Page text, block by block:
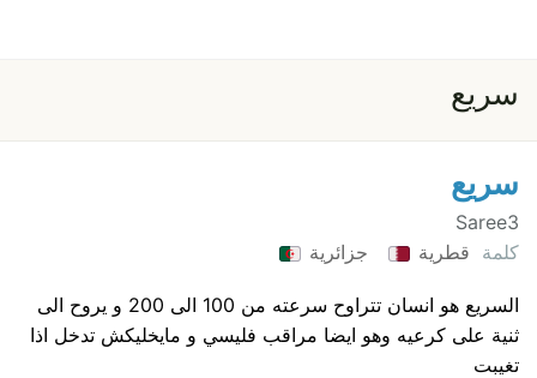
سريع
سريع
Saree3
كلمة قطرية جزائرية
السريع هو انسان تتراوح سرعته من 100 الى 200 و يروح الى
ثنية على كرعيه وهو ايضا مراقب فليسي و مايخليكش تدخل اذا
تغيبت